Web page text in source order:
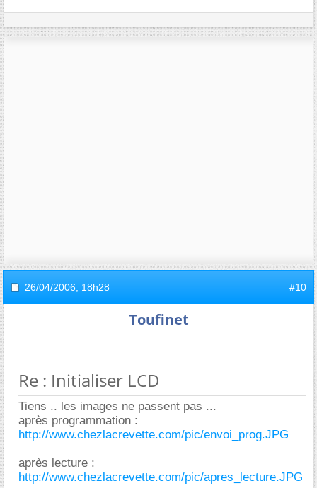
26/04/2006, 18h28 #10
Toufinet
Re : Initialiser LCD
Tiens .. les images ne passent pas ...
après programmation :
http://www.chezlacrevette.com/pic/envoi_prog.JPG
après lecture :
http://www.chezlacrevette.com/pic/apres_lecture.JPG